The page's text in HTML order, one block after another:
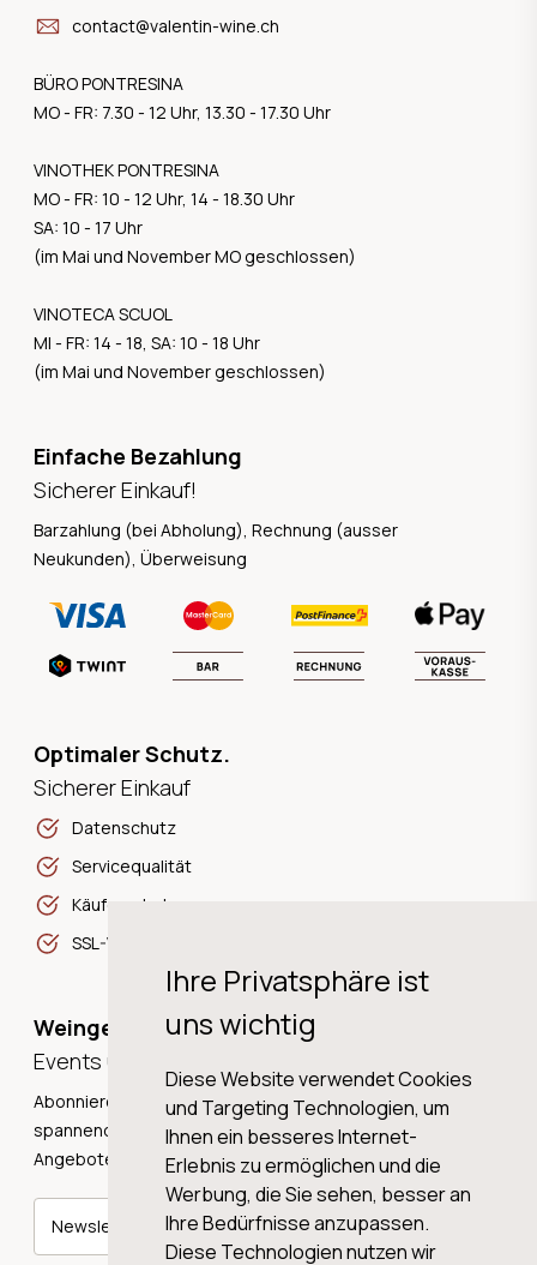
Ihre Privatsphäre ist
uns wichtig
Diese Website verwendet Cookies
und Targeting Technologien, um
Ihnen ein besseres Internet-
Erlebnis zu ermöglichen und die
Werbung, die Sie sehen, besser an
Ihre Bedürfnisse anzupassen.
Diese Technologien nutzen wir
contact@valentin-wine.ch
BÜRO PONTRESINA
MO - FR: 7.30 - 12 Uhr, 13.30 - 17.30 Uhr
VINOTHEK PONTRESINA
MO - FR: 10 - 12 Uhr, 14 - 18.30 Uhr
SA: 10 - 17 Uhr
(im Mai und November MO geschlossen)
VINOTECA SCUOL
MI - FR: 14 - 18, SA: 10 - 18 Uhr
(im Mai und November geschlossen)
Einfache Bezahlung
Sicherer Einkauf!
Barzahlung (bei Abholung), Rechnung (ausser
Neukunden), Überweisung
Optimaler Schutz.
Sicherer Einkauf
Datenschutz
Servicequalität
Käuferschutz
SSL-Verschlüsselung
Weingeschichten,
Events und Neuigkeiten!
Abonnieren Sie unseren Newsletter und erhalten Sie
spannende Weingeschichten, Neuigkeiten und tolle
Angebote direkt in Ihre Mailbox.
Newsletter abonnieren